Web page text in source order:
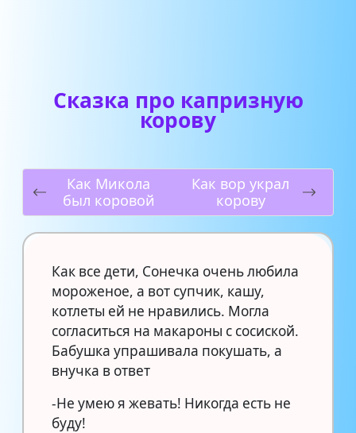
Сказка про капризную
корову
Как Микола
был коровой
Как вор украл
корову
Как все дети, Сонечка очень любила
мороженое, а вот супчик, кашу,
котлеты ей не нравились. Могла
согласиться на макароны с сосиской.
Бабушка упрашивала покушать, а
внучка в ответ
-Не умею я жевать! Никогда есть не
буду!